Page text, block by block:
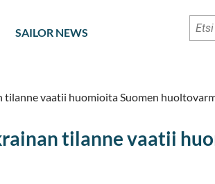
SAILOR NEWS
tilanne vaatii huomioita Suomen
tilanne vaatii